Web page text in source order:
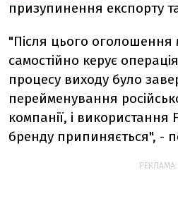
призупинення експорту та
"Після цього оголошення
самостійно керує
процесу виходу було
перейменування
компанії, і використання
бренду припиняється", -
РЕКЛАМА: